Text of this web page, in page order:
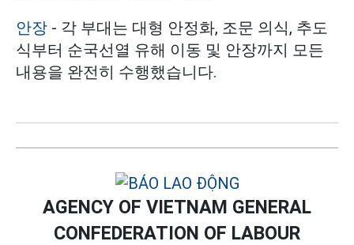
안장 - 각 부대는 대형 안정화, 조문 의식, 추도
식부터 순국선열 유해 이동 및 안장까지 모든
내용을 완전히 수행했습니다.
AGENCY OF VIETNAM GENERAL
CONFEDERATION OF LABOUR